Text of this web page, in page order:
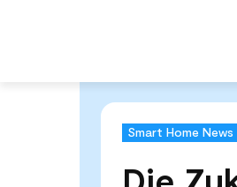
Smart Home News